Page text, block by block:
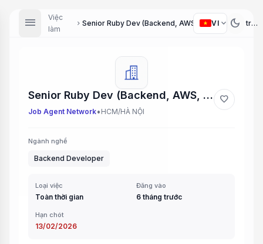
menu
Việc
làm
chevron_right Senior Ruby Dev (Backend, AWS, MySQL) (Lập trình viên Ruby Senior - Backend, AWS, MySQL)
VI expand_more dark_mode
Senior Ruby Dev (Backend, AWS, MySQL) (Lập trình viên Ruby Senior - Backend, AWS, MySQL)
Job Agent Network• HCM/HÀ NỘI
favorite
Ngành nghề
Backend Developer
Loại việc
Toàn thời gian
Đăng vào
6 tháng trước
Hạn chót
13/02/2026